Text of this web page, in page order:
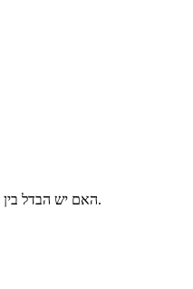
האם יש הבדל בין נשים וגברים? נהוג להגיד שכן, אבל מבדיקה שעשינו, המחירים הם זהים כמעט לחלוטין, גם במקרה של מבוטח בן עשרים וגם במקרה של מבוטח בן חמישים.